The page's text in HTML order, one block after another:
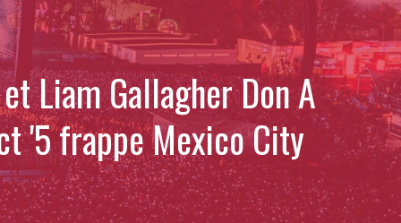
Liam Gallagher Don A
'5 frappe Mexico City